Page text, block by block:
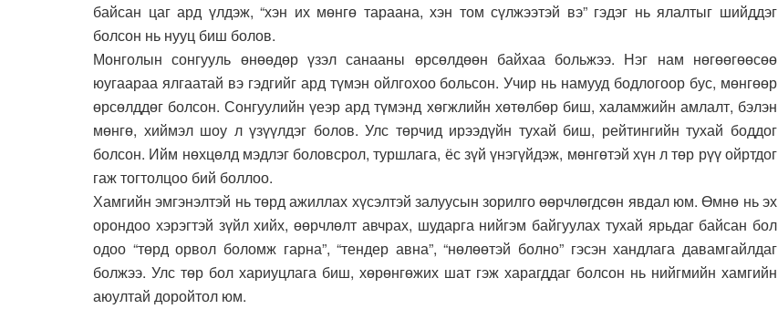
байсан цаг ард үлдэж, “хэн их мөнгө тараана, хэн том сүлжээтэй вэ” гэдэг нь ялалтыг шийддэг
болсон нь нууц биш болов.
Монголын сонгууль өнөөдөр үзэл санааны өрсөлдөөн байхаа больжээ. Нэг нам нөгөөгөөсөө
юугаараа ялгаатай вэ гэдгийг ард түмэн ойлгохоо больсон. Учир нь намууд бодлогоор бус, мөнгөөр
өрсөлддөг болсон. Сонгуулийн үеэр ард түмэнд хөгжлийн хөтөлбөр биш, халамжийн амлалт, бэлэн
мөнгө, хиймэл шоу л үзүүлдэг болов. Улс төрчид ирээдүйн тухай биш, рейтингийн тухай боддог
болсон. Ийм нөхцөлд мэдлэг боловсрол, туршлага, ёс зүй үнэгүйдэж, мөнгөтэй хүн л төр рүү ойртдог
гаж тогтолцоо бий боллоо.
Хамгийн эмгэнэлтэй нь төрд ажиллах хүсэлтэй залуусын зорилго өөрчлөгдсөн явдал юм. Өмнө нь эх
орондоо хэрэгтэй зүйл хийх, өөрчлөлт авчрах, шударга нийгэм байгуулах тухай ярьдаг байсан бол
одоо “төрд орвол боломж гарна”, “тендер авна”, “нөлөөтэй болно” гэсэн хандлага давамгайлдаг
болжээ. Улс төр бол хариуцлага биш, хөрөнгөжих шат гэж харагддаг болсон нь нийгмийн хамгийн
аюултай доройтол юм.